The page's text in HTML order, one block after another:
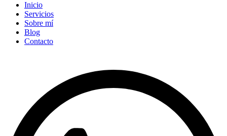
Inicio
Servicios
Sobre mí
Blog
Contacto